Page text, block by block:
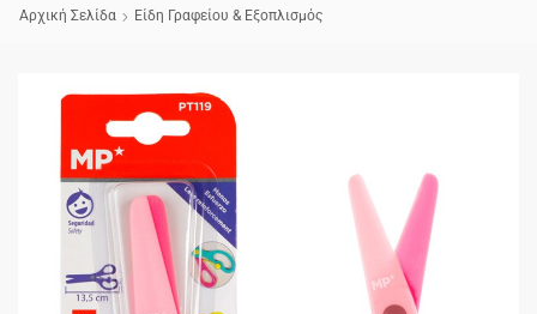
Αρχική Σελίδα Είδη Γραφείου & Εξοπλισμός